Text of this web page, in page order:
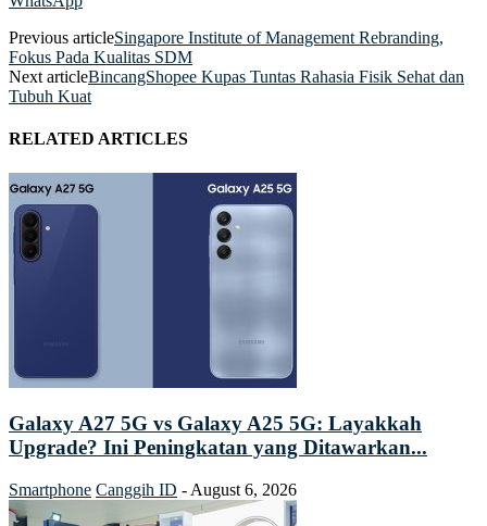
Previous articleSingapore Institute of Management Rebranding,
Fokus Pada Kualitas SDM
Next articleBincangShopee Kupas Tuntas Rahasia Fisik Sehat dan
Tubuh Kuat
RELATED ARTICLES
Galaxy A27 5G vs Galaxy A25 5G: Layakkah
Upgrade? Ini Peningkatan yang Ditawarkan...
Smartphone Canggih ID - August 6, 2026